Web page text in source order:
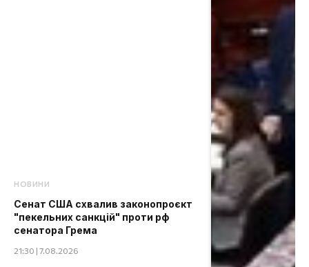
НОВИНИ
Сенат США схвалив законопроєкт
"пекельних санкцій" проти рф
сенатора Грема
21:30 | 7.08.2026